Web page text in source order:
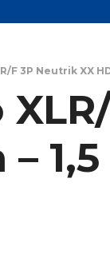
F 3P Neutrik XX